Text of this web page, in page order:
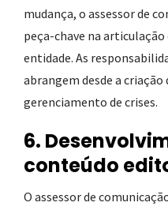
mudança, o assessor de
peça-chave na
entidade. As
abrangem desde a
gerenciamento de crises.
6.
conteúdo
O assessor de